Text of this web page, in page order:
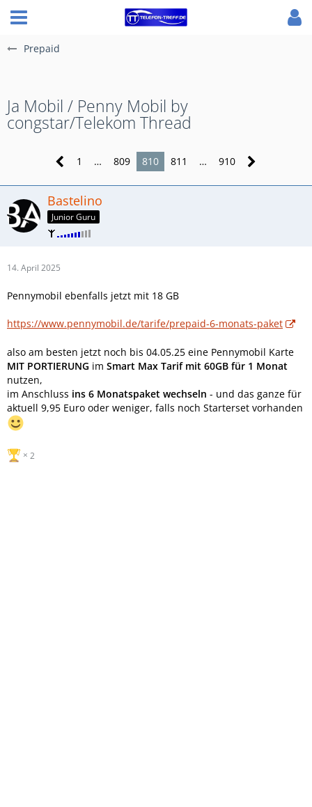
Prepaid
Ja Mobil / Penny Mobil by
congstar/Telekom Thread
1 … 809 810 811 … 910
Bastelino
Junior Guru
14. April 2025
Pennymobil ebenfalls jetzt mit 18 GB
https://www.pennymobil.de/tarife/prepaid-6-monats-paket
also am besten jetzt noch bis 04.05.25 eine Pennymobil Karte
MIT PORTIERUNG im Smart Max Tarif mit 60GB für 1 Monat
nutzen,
im Anschluss ins 6 Monatspaket wechseln - und das ganze für
aktuell 9,95 Euro oder weniger, falls noch Starterset vorhanden
2